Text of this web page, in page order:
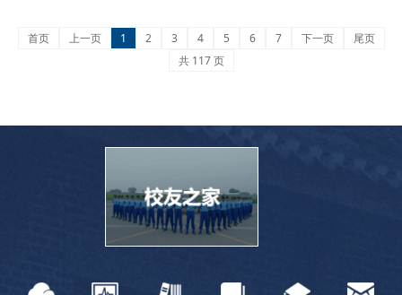
首页 上一页 1 2 3 4 5 6 7 下一页
尾页
共 117 页